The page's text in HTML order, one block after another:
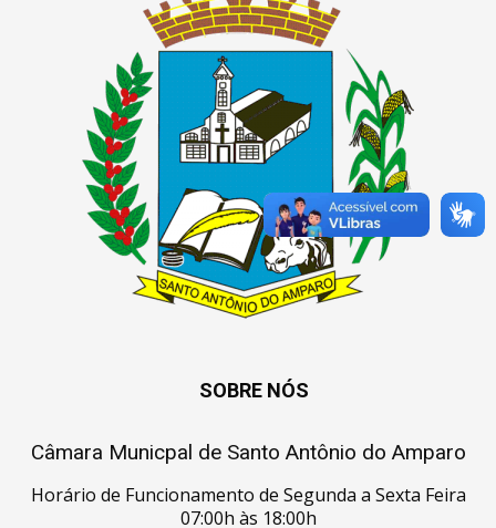
SOBRE NÓS
Câmara Municpal de Santo Antônio do Amparo
Horário de Funcionamento de Segunda a Sexta Feira
07:00h às 18:00h